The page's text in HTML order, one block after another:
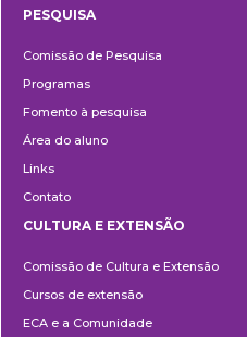
PESQUISA
Comissão de Pesquisa
Programas
Fomento à pesquisa
Área do aluno
Links
Contato
e
Extensão
CULTURA E EXTENSÃO
Comissão de Cultura e Extensão
Cursos de extensão
ECA e a Comunidade